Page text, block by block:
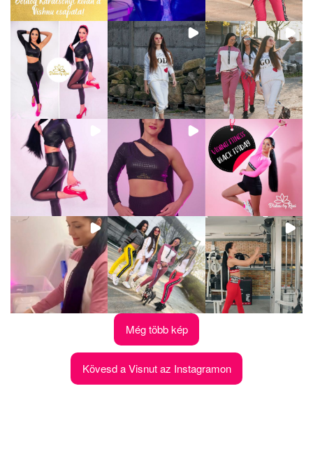
Még több kép
Kövesd a Visnut az Instagramon